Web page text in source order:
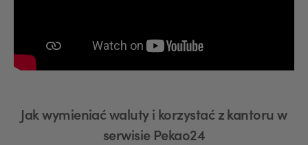
Jak wymieniać waluty i korzystać z kantoru w
serwisie Pekao24